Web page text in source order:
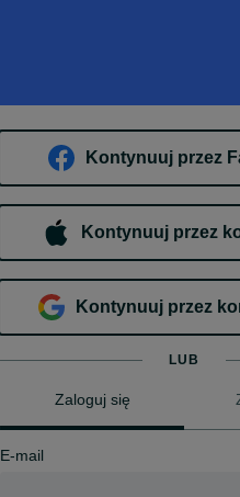
Kontynuuj przez
Kontynuuj przez
Kontynuuj przez
LUB
Zaloguj się
E-mail